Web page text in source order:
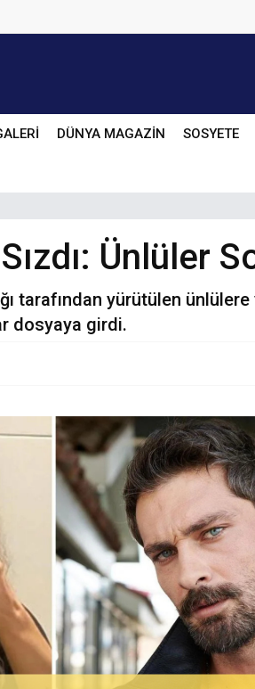
DÜNYA MAGAZİN SOSYETE
Ünlüler
tarafından yürütülen
dosyaya girdi.